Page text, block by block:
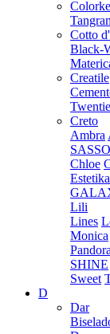
Cotto
Black-
Creatile
Creto
Ambra
Chloe
Lili
Lines
Monica
Pandora
SHINE
Sweet
D
Dar